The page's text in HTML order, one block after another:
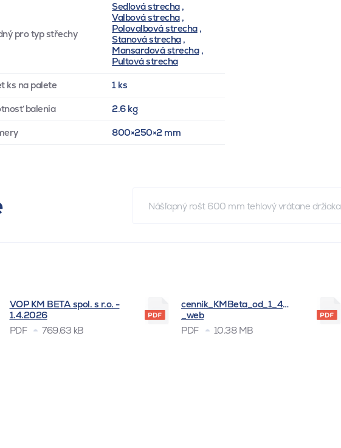
pro typ střechy
Sedlová strecha,
Valbová strecha,
Polovalbová strecha,
Stanová strecha,
Mansardová strecha,
Pultová strecha
ks na palete 1 ks
balenia 2.6 kg
800×250×2 mm
Nášľapný rošt 600 mm tehlový vrátane držiaka
VOP KM BETA spol. s r.o. -
1.4.2026
PDF
769.63 kB
cenník_KMBeta_od_1_4_2026
_web
PDF
10.38 MB